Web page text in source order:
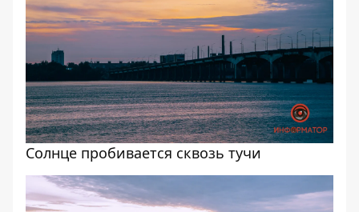
Солнце пробивается сквозь тучи